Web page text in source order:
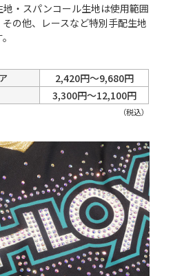
・スパンコール生地は使用範囲
の他、レースなど特別手配生地
（税込）
2,420円～9,680円
3,300円～12,100円